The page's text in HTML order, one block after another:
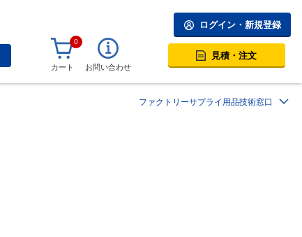
ログイン・新規登録
0
カート お問い合わせ
見積・注文
ファクトリーサプライ用品技術窓口